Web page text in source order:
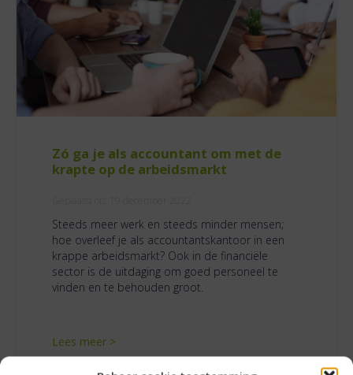
Zó ga je als accountant om met de
krapte op de arbeidsmarkt
Steeds meer werk en steeds minder mensen;
hoe overleef je als accountantskantoor in een
krappe arbeidsmarkt? Ook in de financiële
sector is de uitdaging om goed personeel te
vinden en te behouden groot.
Lees meer >